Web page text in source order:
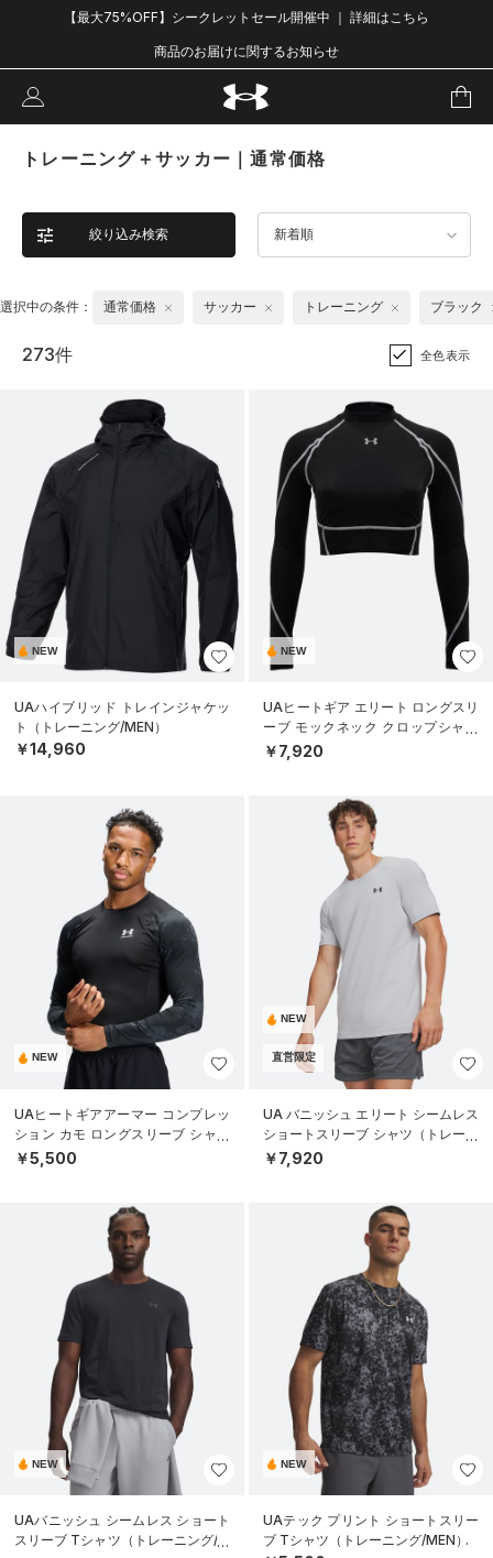
【最大75%OFF】シークレットセール開催中 ｜ 詳細はこちら
商品のお届けに関するお知らせ
トレーニング＋サッカー｜通常価格
絞り込み検索 新着順
選択中の条件： 通常価格 サッカー トレーニング ブラック
273件 全色表示
NEW
UAハイブリッド トレインジャケッ
ト（トレーニング/MEN）
￥14,960
NEW
UAヒートギア エリート ロングスリ
ーブ モックネック クロップシャツ
（トレーニング/WOMEN）
￥7,920
NEW
UAヒートギアアーマー コンプレッ
ション カモ ロングスリーブ シャツ
（トレーニング/MEN）
￥5,500
NEW
直営限定
UA バニッシュ エリート シームレス
ショートスリーブ シャツ（トレーニ
ング/MEN）
￥7,920
NEW
UAバニッシュ シームレス ショート
スリーブ Tシャツ（トレーニング/M
NEW
UAテック プリント ショートスリー
ブ Tシャツ（トレーニング/MEN）